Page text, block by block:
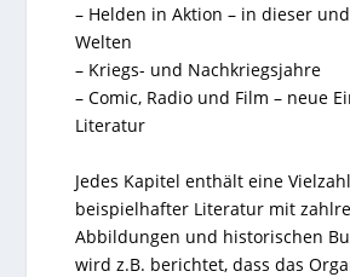
– Helden in Aktion – in dieser
Welten
– Kriegs- und Nachkriegsjahre
– Comic, Radio und Film – neue
Literatur
Jedes Kapitel enthält eine
beispielhafter Literatur mit
Abbildungen und historischen
wird z.B. berichtet, dass das